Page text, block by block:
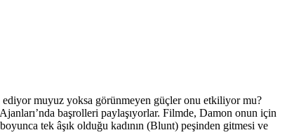
ediyor muyuz yoksa görünmeyen güçler onu etkiliyor mu?
başrolleri paylaşıyorlar. Filmde, Damon onun için
tek âşık olduğu kadının (Blunt) peşinden gitmesi ve